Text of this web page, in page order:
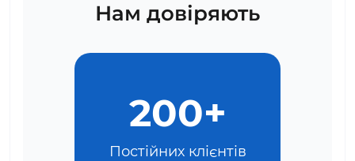
Нам довіряють
200+
Постійних клієнтів